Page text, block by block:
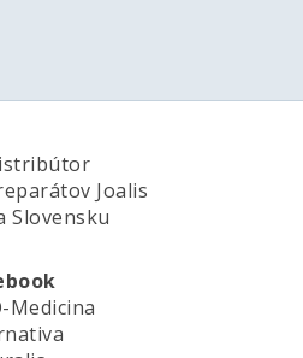
Joalis
Slovensku
Medicina